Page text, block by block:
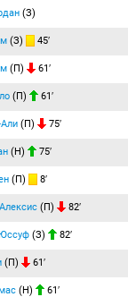
(З)
(З) 45′
(П) 61′
(П) 61′
(П) 75′
(Н) 75′
(П) 8′
(П) 82′
(З) 82′
(П) 61′
(Н) 61′